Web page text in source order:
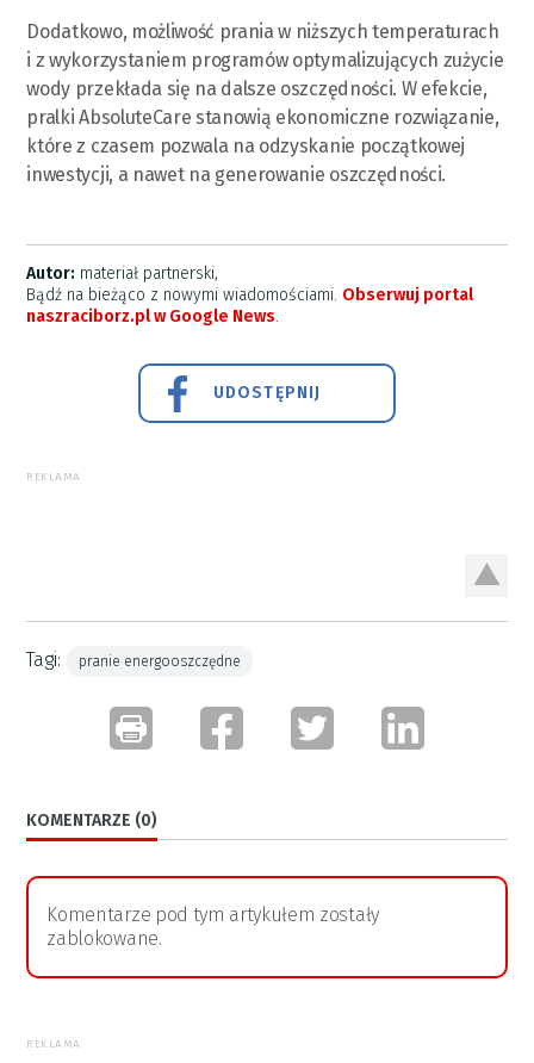
Dodatkowo, możliwość prania w niższych temperaturach
i z wykorzystaniem programów optymalizujących zużycie
wody przekłada się na dalsze oszczędności. W efekcie,
pralki AbsoluteCare stanowią ekonomiczne rozwiązanie,
które z czasem pozwala na odzyskanie początkowej
inwestycji, a nawet na generowanie oszczędności.
Autor: materiał partnerski,
Bądź na bieżąco z nowymi wiadomościami. Obserwuj portal
naszraciborz.pl w Google News.
UDOSTĘPNIJ
REKLAMA
Tagi: pranie energooszczędne
KOMENTARZE (0)
Komentarze pod tym artykułem zostały
zablokowane.
REKLAMA